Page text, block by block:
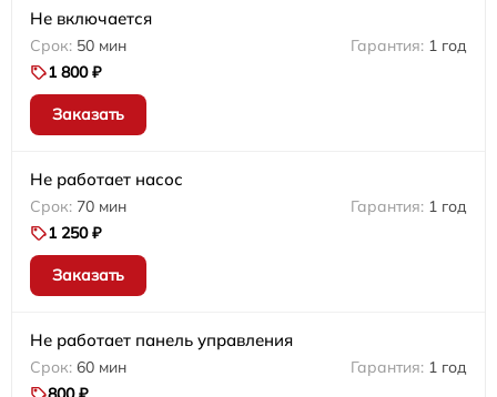
Не включается
50 мин
1 год
1 800 ₽
Заказать
Не работает насос
70 мин
1 год
1 250 ₽
Заказать
Не работает панель управления
60 мин
1 год